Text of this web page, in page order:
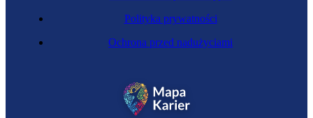
Polityka prywatności
Ochrona przed nadużyciami